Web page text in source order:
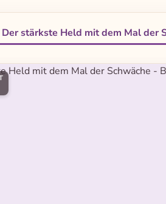
stärkste Held mit dem Mal der
überspringen